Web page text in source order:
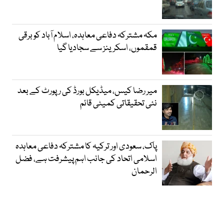
مکہ مشترکہ دفاعی معاہدہ، اسلام آباد کو برقی
قمقموں، اسکرینز سے سجادیا گیا
میر رضا کیس، میڈیکل بورڈ کی رپورٹ کے بعد
نئی تحقیقاتی کمیٹی قائم
پاک، سعودی اور ترکیہ کا مشترکہ دفاعی معاہدہ
اسلامی اتحاد کی جانب اہم پیشرفت ہے، فضل
الرحمان